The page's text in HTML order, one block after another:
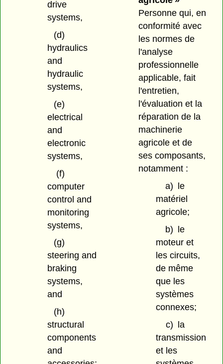
drive
systems,
(d)
hydraulics
and
hydraulic
systems,
(e)
electrical
and
electronic
systems,
(f)
computer
control and
monitoring
systems,
(g)
steering and
braking
systems,
and
(h)
structural
components
and
Personne qui, en
conformité avec
les normes de
l'analyse
professionnelle
applicable, fait
l'entretien,
l'évaluation et la
réparation de la
machinerie
agricole et de
ses composants,
notamment :
a)
le
matériel
agricole;
b) le
moteur et
les circuits,
de même
que les
systèmes
connexes;
c) la
transmission
et les